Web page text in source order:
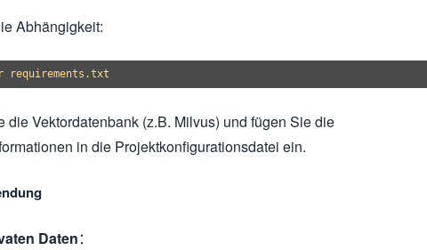
Abhängigkeit:
die Vektordatenbank (z.B. Milvus) und fügen Sie die
in die Projektkonfigurationsdatei ein.
Daten：